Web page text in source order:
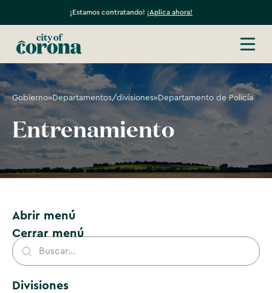
¡Estamos contratando! ¡Aplica ahora!
Gobierno»Departamentos/divisiones»Departamento de Policía
Entrenamiento
Abrir menú
Cerrar menú
Divisiones